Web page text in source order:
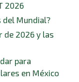
2026
del Mundial?
de 2026 y las
para
en México